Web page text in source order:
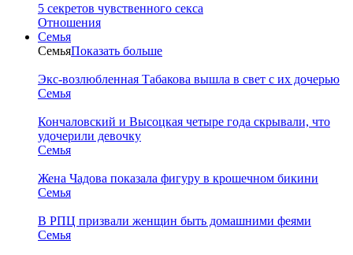
5 секретов чувственного секса
Отношения
Семья
СемьяПоказать больше
Экс-возлюбленная Табакова вышла в свет с их дочерью
Семья
Кончаловский и Высоцкая четыре года скрывали, что
удочерили девочку
Семья
Жена Чадова показала фигуру в крошечном бикини
Семья
В РПЦ призвали женщин быть домашними феями
Семья